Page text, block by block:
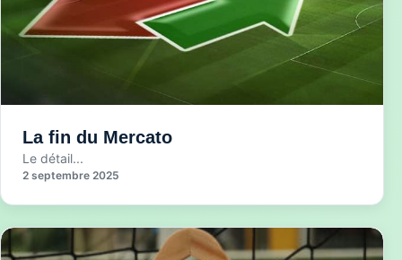
La fin du Mercato
Le détail...
2 septembre 2025